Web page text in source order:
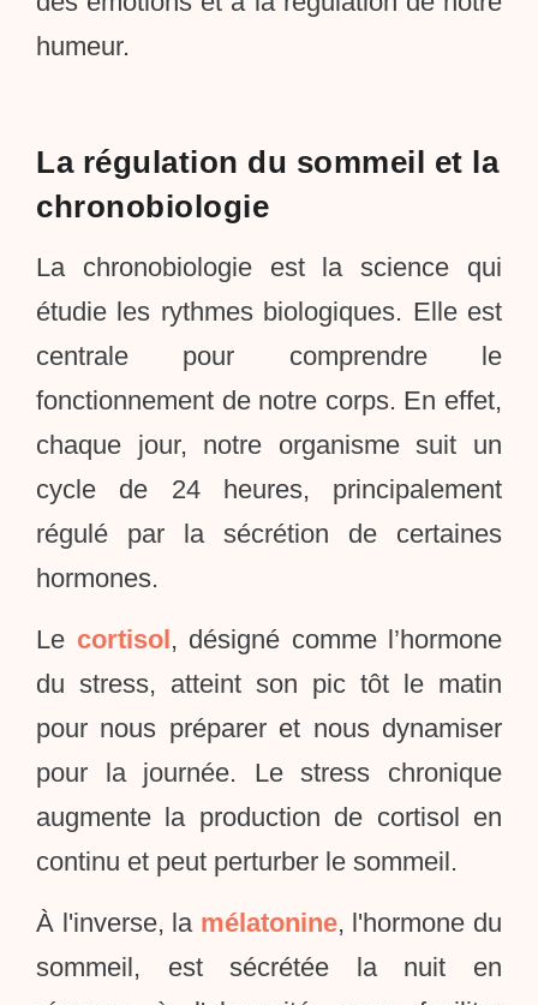
humeur.
La régulation du sommeil et la
chronobiologie
La chronobiologie est la science qui
étudie les rythmes biologiques. Elle est
centrale pour comprendre le
fonctionnement de notre corps. En effet,
chaque jour, notre organisme suit un
cycle de 24 heures, principalement
régulé par la sécrétion de certaines
hormones.
Le cortisol , désigné comme l’hormone
du stress, atteint son pic tôt le matin
pour nous préparer et nous dynamiser
pour la journée. Le stress chronique
augmente la production de cortisol en
continu et peut perturber le sommeil.
À l'inverse, la mélatonine, l'hormone du
sommeil, est sécrétée la nuit en